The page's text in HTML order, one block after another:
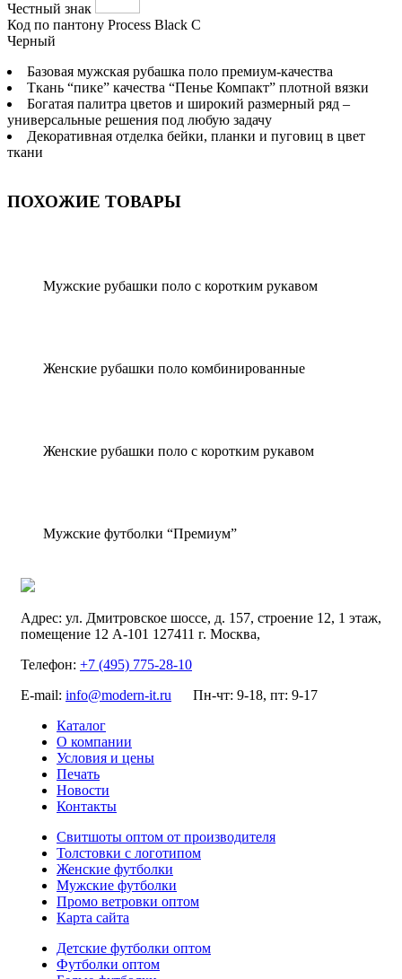
Честный знак
Код по пантону Process Black C
Черный
Базовая мужская рубашка поло премиум-качества
Ткань “пике” качества “Пенье Компакт” плотной вязки
Богатая палитра цветов и широкий размерный ряд –
универсальные решения под любую задачу
Декоративная отделка бейки, планки и пуговиц в цвет
ткани
ПОХОЖИЕ ТОВАРЫ
Мужские рубашки поло с коротким рукавом
Женские рубашки поло комбинированные
Женские рубашки поло с коротким рукавом
Мужские футболки “Премиум”
Адрес: ул. Дмитровское шоссе, д. 157, строение 12, 1 этаж,
помещение 12 А-101 127411 г. Москва,
Телефон: +7 (495) 775-28-10
E-mail: info@modern-it.ru
Пн-чт: 9-18, пт: 9-17
Каталог
О компании
Условия и цены
Печать
Новости
Контакты
Свитшоты оптом от производителя
Толстовки с логотипом
Женские футболки
Мужские футболки
Промо ветровки оптом
Карта сайта
Детские футболки оптом
Футболки оптом